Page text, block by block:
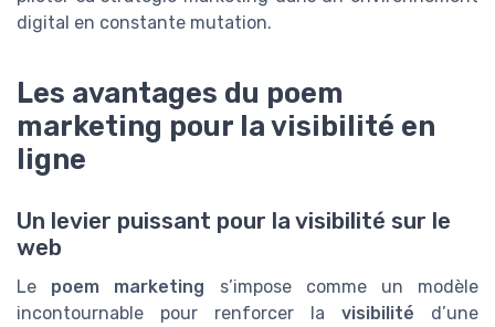
digital en constante mutation.
Les avantages du poem
marketing pour la visibilité en
ligne
Un levier puissant pour la visibilité sur le
web
Le poem marketing s’impose comme un modèle
incontournable pour renforcer la visibilité d’une